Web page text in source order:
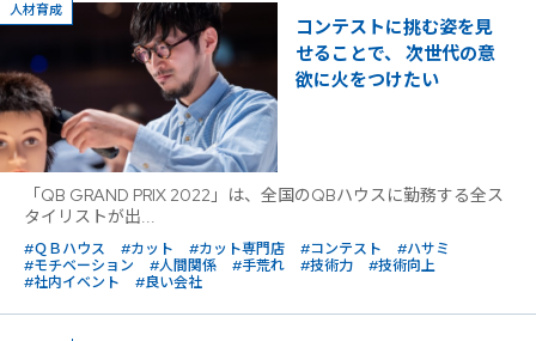
人材育成
コンテストに挑む姿を見
せることで、 次世代の意
欲に火をつけたい
「QB GRAND PRIX 2022」は、全国のQBハウスに勤務する全ス
タイリストが出...
#ＱＢハウス #カット #カット専門店 #コンテスト
#ハサミ
#モチベーション
#人間関係 #手荒れ #技術力
#技術向上
#社内イベント
#良い会社